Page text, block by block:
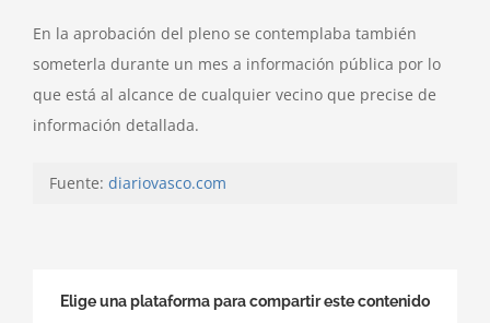
En la aprobación del pleno se contemplaba también
someterla durante un mes a información pública por lo
que está al alcance de cualquier vecino que precise de
información detallada.
Fuente: diariovasco.com
Elige una plataforma para compartir este contenido